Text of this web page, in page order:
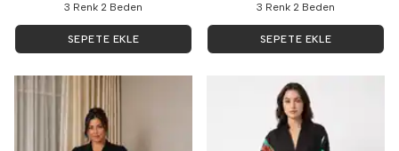
3 Renk 2 Beden
SEPETE EKLE
3 Renk 2 Beden
SEPETE EKLE